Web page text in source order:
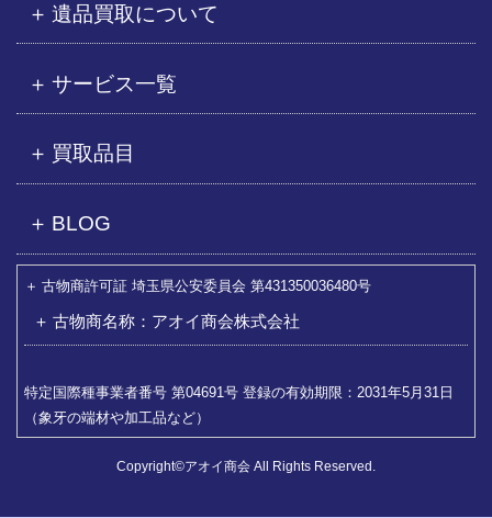
遺品買取について
サービス一覧
買取品目
BLOG
古物商許可証 埼玉県公安委員会 第431350036480号
古物商名称：アオイ商会株式会社
特定国際種事業者番号 第04691号 登録の有効期限：2031年5月31日
（象牙の端材や加工品など）
Copyright©アオイ商会 All Rights Reserved.